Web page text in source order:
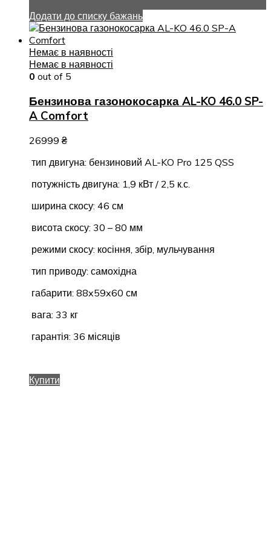
Додати до списку бажань
Немає в наявності
Немає в наявності
0 out of 5
Бензинова газонокосарка AL-KO 46.0 SP-
A Comfort
26999 ₴
тип двигуна: бензиновий AL-KO Pro 125 QSS
потужність двигуна: 1,9 кВт / 2,5 к.с.
ширина скосу: 46 см
висота скосу: 30 – 80 мм
режими скосу: косіння, збір, мульчування
тип приводу: самохідна
габарити: 88x59x60 см
вага: 33 кг
гарантія: 36 місяців
Купити